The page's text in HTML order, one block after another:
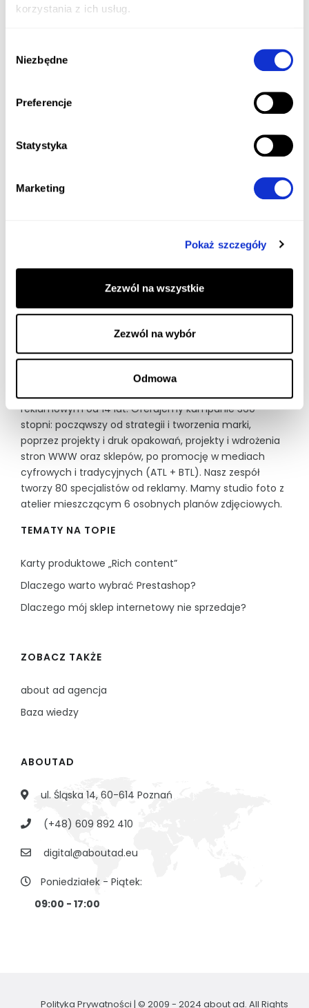
korzystania z ich usług.
zgody
Niezbędne
Preferencje
Statystyka
Marketing
Pokaż szczegóły
Zezwól na wszystkie
Zezwól na wybór
Odmowa
reklamowym od 14 lat. Oferujemy kampanie 360
stopni: począwszy od strategii i tworzenia marki,
poprzez projekty i druk opakowań, projekty i wdrożenia
stron WWW oraz sklepów, po promocję w mediach
cyfrowych i tradycyjnych (ATL + BTL). Nasz zespół
tworzy 80 specjalistów od reklamy. Mamy studio foto z
atelier mieszczącym 6 osobnych planów zdjęciowych.
TEMATY NA TOPIE
Karty produktowe „Rich content”
Dlaczego warto wybrać Prestashop?
Dlaczego mój sklep internetowy nie sprzedaje?
ZOBACZ TAKŻE
about ad agencja
Baza wiedzy
ABOUTAD
ul. Śląska 14, 60-614 Poznań
(+48) 609 892 410
digital@aboutad.eu
Poniedziałek - Piątek:
09:00 - 17:00
Polityka Prywatności | © 2009 - 2024 about ad. All Rights